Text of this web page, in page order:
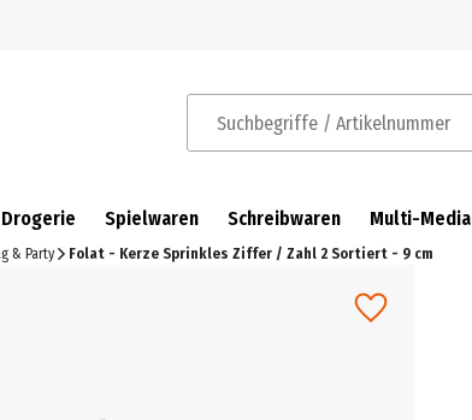
Suchbegriffe / Artikelnummer
Drogerie Spielwaren Schreibwaren Multi-Media
& Party Folat - Kerze Sprinkles Ziffer / Zahl 2 Sortiert - 9 cm